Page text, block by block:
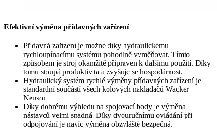
Efektivní výměna přídavných zařízení
Přídavná zařízení je možné díky hydraulickému
rychloupínacímu systému pohodlně vyměňovat. Tímto
způsobem je stroj okamžitě připraven k dalšímu použití. Díky
tomu stoupá produktivita a zvyšuje se hospodárnost.
Hydraulický systém rychlé výměny přídavných zařízení je
standardní součástí všech kolových nakladačů Wacker
Neuson.
Díky dobrému výhledu na spojovací body je výměna
nástavců velmi snadná. Díky dvouručnímu ovládání při
odpojování je navíc výměna obzvláště bezpečná.